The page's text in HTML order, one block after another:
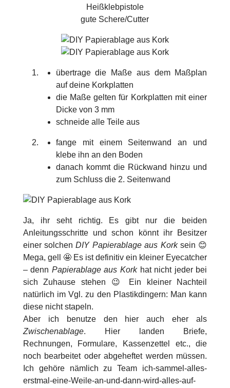
Heißklebpistole
gute Schere/Cutter
übertrage die Maße aus dem Maßplan
auf deine Korkplatten
die Maße gelten für Korkplatten mit einer
Dicke von 3 mm
schneide alle Teile aus
fange mit einem Seitenwand an und
klebe ihn an den Boden
danach kommt die Rückwand hinzu und
zum Schluss die 2. Seitenwand
Ja, ihr seht richtig. Es gibt nur die beiden
Anleitungsschritte und schon könnt ihr Besitzer
einer solchenDIY Papierablage aus Korksein 😊
Mega, gell 🤩 Es ist definitiv ein kleiner Eyecatcher
– denn Papierablage aus Korkhat nicht jeder bei
sich Zuhause stehen 😉 Ein kleiner Nachteil
natürlich im Vgl. zu den Plastikdingern: Man kann
diese nicht stapeln.
Aber ich benutze den hier auch eher als
Zwischenablage. Hier landen Briefe,
Rechnungen, Formulare, Kassenzettel etc., die
noch bearbeitet oder abgeheftet werden müssen.
Ich gehöre nämlich zu Team ich-sammel-alles-
erstmal-eine-Weile-an-und-dann-wird-alles-auf-